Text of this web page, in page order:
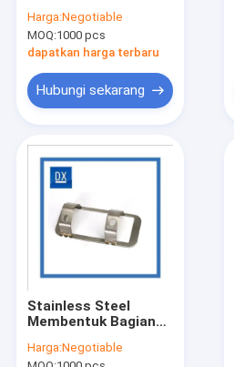
Produk
Tentang kita
Stainless Steel
Harga:Negotiable
MOQ:1000 pcs
dapatkan harga terbaru
Hubungi sekarang
Stainless Steel
Membentuk Bagian
Harga:Negotiable